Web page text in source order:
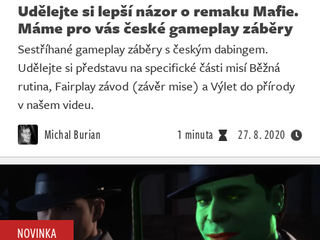
Udělejte si lepší názor o remaku Mafie.
Máme pro vás české gameplay záběry
Sestříhané gameplay záběry s českým dabingem.
Udělejte si představu na specifické části misí Běžná
rutina, Fairplay závod (závěr mise) a Výlet do přírody
v našem videu.
Michal Burian 1 minuta 27. 8. 2020
NOVINKA